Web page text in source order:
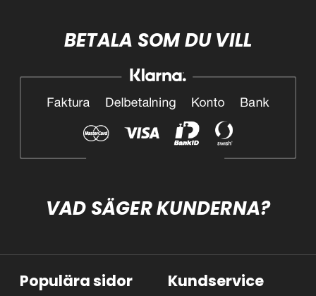
BETALA SOM DU VILL
VAD SÄGER KUNDERNA?
Populära sidor Kundservice